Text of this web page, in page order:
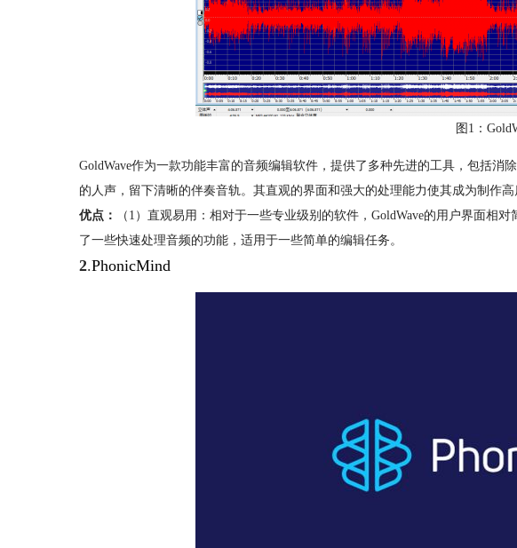
图1：
GoldWave作为一款功能丰富的音频编辑软件，提供了多种先进的工具，包括消
的人声，留下清晰的伴奏音轨。其直观的界面和强大的处理能力使其成为制作
优点：
（1）直观易用：相对于一些专业级别的软件，GoldWave的用户界面相
了一些快速处理音频的功能，适用于一些简单的编辑任务。
2.PhonicMind